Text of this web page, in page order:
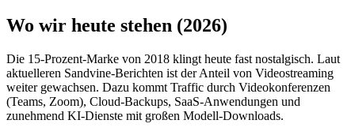
Wo wir heute stehen (2026)
Die 15-Prozent-Marke von 2018 klingt heute fast nostalgisch. Laut
aktuelleren Sandvine-Berichten ist der Anteil von Videostreaming
weiter gewachsen. Dazu kommt Traffic durch Videokonferenzen
(Teams, Zoom), Cloud-Backups, SaaS-Anwendungen und
zunehmend KI-Dienste mit großen Modell-Downloads.